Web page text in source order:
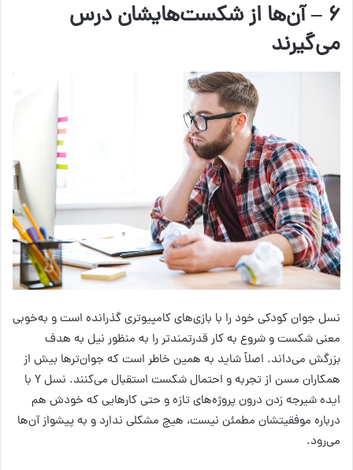
۶ – آن‌ها از شکست‌هایشان درس
می‌گیرند
نسل جوان کودکی خود را با بازی‌های کامپیوتری گذرانده است و به‌خوبی
معنی شکست و شروع به کار قدرتمند‌تر را به منظور نیل به هدف
بزرگش می‌داند. اصلاً شاید به همین خاطر است که جوان‌ترها بیش از
همکاران مسن از تجربه و احتمال شکست استقبال می‌کنند. نسل Y با
ایده شیرجه زدن درون پروژه‌های تازه و حتی کارهایی که خودش هم
درباره موفقیتشان مطمئن نیست، هیچ مشکلی ندارد و به پیشواز آن‌ها
می‌رود.